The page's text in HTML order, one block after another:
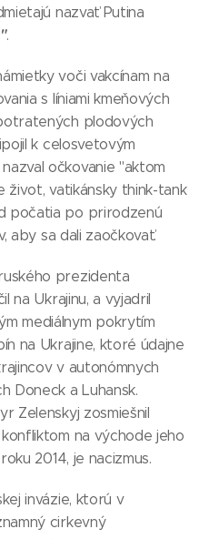
nazvať Putina
.
voči vakcínam na
s líniami kmeňových
plodových
k celosvetovým
očkovanie "aktom
život, vatikánsky think-tank
počatia po prirodzenú
aby sa dali zaočkovať.
prezidenta
na Ukrajinu, a vyjadril
mediálnym pokrytím
na Ukrajine, ktoré údajne
v autonómnych
Doneck a Luhansk.
Zelenskyj zosmiešnil
na východe jeho
2014, je nacizmus.
invázie, ktorú v
cirkevný